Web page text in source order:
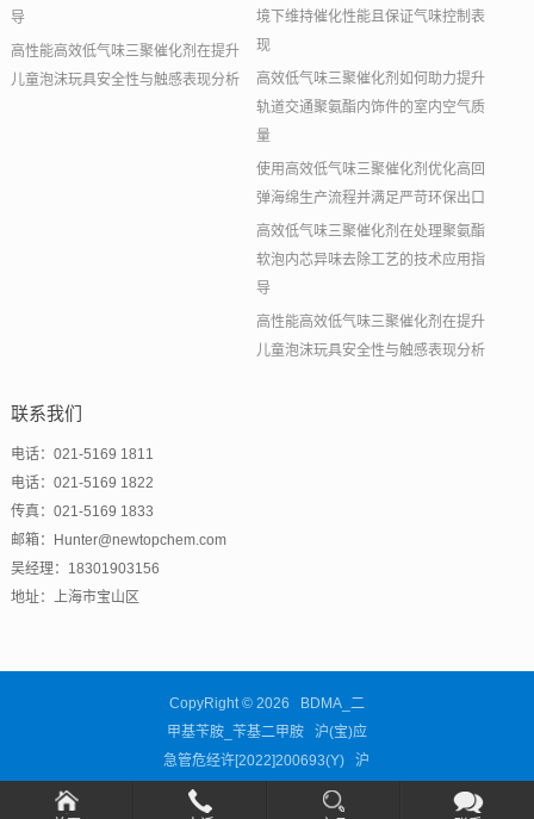
导
高性能高效低气味三聚催化剂在提升
儿童泡沫玩具安全性与触感表现分析
境下维持催化性能且保证气味控制表
现
高效低气味三聚催化剂如何助力提升
轨道交通聚氨酯内饰件的室内空气质
量
使用高效低气味三聚催化剂优化高回
弹海绵生产流程并满足严苛环保出口
高效低气味三聚催化剂在处理聚氨酯
软泡内芯异味去除工艺的技术应用指
导
高性能高效低气味三聚催化剂在提升
儿童泡沫玩具安全性与触感表现分析
联系我们
电话：021-5169 1811
电话：021-5169 1822
传真：021-5169 1833
邮箱：Hunter@newtopchem.com
吴经理：18301903156
地址：上海市宝山区
CopyRight © 2026 BDMA_二
甲基苄胺_苄基二甲胺 沪(宝)应
急管危经许[2022]200693(Y)沪
ICP备11038676号-63